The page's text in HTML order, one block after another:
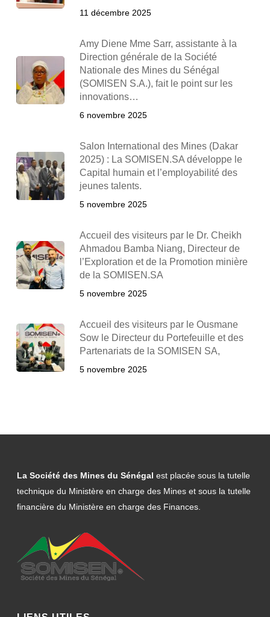
11 décembre 2025
Amy Diene Mme Sarr, assistante à la
Direction générale de la Société
Nationale des Mines du Sénégal
(SOMISEN S.A.), fait le point sur les
innovations…
6 novembre 2025
Salon International des Mines (Dakar
2025) : La SOMISEN.SA développe le
Capital humain et l’employabilité des
jeunes talents.
5 novembre 2025
Accueil des visiteurs par le Dr. Cheikh
Ahmadou Bamba Niang, Directeur de
l’Exploration et de la Promotion minière
de la SOMISEN.SA
5 novembre 2025
Accueil des visiteurs par le Ousmane
Sow le Directeur du Portefeuille et des
Partenariats de la SOMISEN SA,
5 novembre 2025
La Société des Mines du Sénégal est placée sous la tutelle
technique du Ministère en charge des Mines et sous la tutelle
financière du Ministère en charge des Finances.